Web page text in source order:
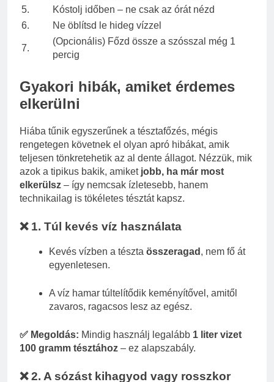
5.
Kóstolj időben – ne csak az órát nézd
6.
Ne öblítsd le hideg vízzel
7.
(Opcionális) Főzd össze a szósszal még 1
percig
Gyakori hibák, amiket érdemes
elkerülni
Hiába tűnik egyszerűnek a tésztafőzés, mégis
rengetegen követnek el olyan apró hibákat, amik
teljesen tönkretehetik az al dente állagot. Nézzük, mik
azok a tipikus bakik, amiket jobb, ha már most
elkerülsz – így nemcsak ízletesebb, hanem
technikailag is tökéletes tésztát kapsz.
❌ 1. Túl kevés víz használata
Kevés vízben a tészta összeragad , nem fő át
egyenletesen.
A víz hamar túltelítődik keményítővel, amitől
zavaros, ragacsos lesz az egész.
✅ Megoldás: Mindig használj legalább 1 liter vizet
100 gramm tésztához – ez alapszabály.
❌ 2. A sózást kihagyod vagy rosszkor